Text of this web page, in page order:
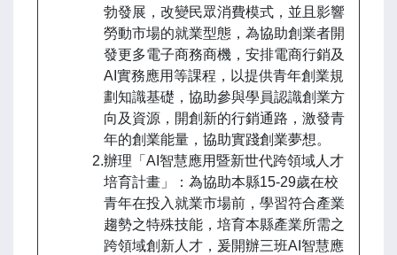
勃發展，改變民眾消費模式，並且影響
勞動市場的就業型態，為協助創業者開
發更多電子商務商機，安排電商行銷及
AI實務應用等課程，以提供青年創業規
劃知識基礎，協助參與學員認識創業方
向及資源，開創新的行銷通路，激發青
年的創業能量，協助實踐創業夢想。
2.辦理「AI智慧應用暨新世代跨領域人才
培育計畫」：為協助本縣15-29歲在校
青年在投入就業市場前，學習符合產業
趨勢之特殊技能，培育本縣產業所需之
跨領域創新人才，爰開辦三班AI智慧應